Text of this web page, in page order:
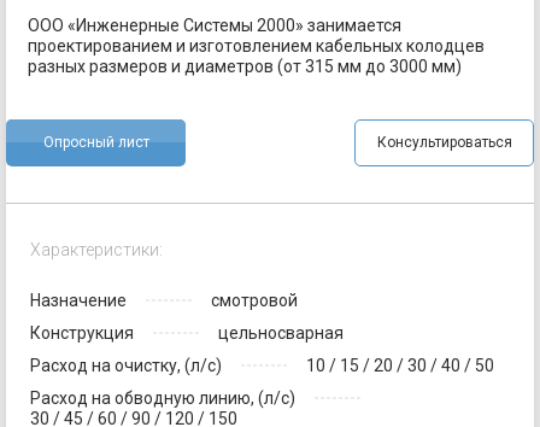
ООО «Инженерные Системы 2000» занимается
проектированием и изготовлением кабельных колодцев
разных размеров и диаметров (от 315 мм до 3000 мм)
Опросный лист Консультироваться
Характеристики:
Назначение
смотровой
Конструкция
цельносварная
Расход на очистку, (л/с)
10 / 15 / 20 / 30 / 40 / 50
Расход на обводную линию, (л/с)
30 / 45 / 60 / 90 / 120 / 150